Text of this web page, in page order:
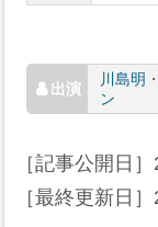
川島明 ・
ン
［記事公開日］
［最終更新日］